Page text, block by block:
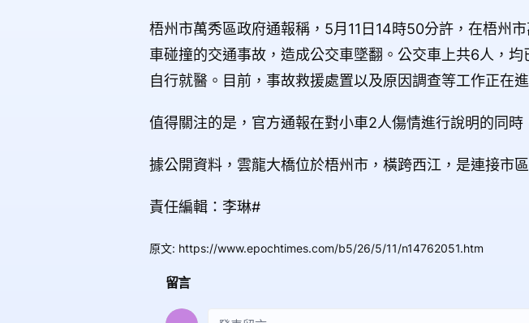
梧州市萬秀區政府通報稱，5月11日14時50分許，在梧州
車碰撞的交通事故，造成公交車墜翻。公交車上共6人，
自行就醫。目前，事故救援處置以及原因調查等工作正在進
值得關注的是，官方通報在對小車2人傷情進行說明的同
據公開資料，雲龍大橋位於梧州市，橫跨西江，是連接市
責任編輯：李琳#
原文: https://www.epochtimes.com/b5/26/5/11/n14762051.htm
留言